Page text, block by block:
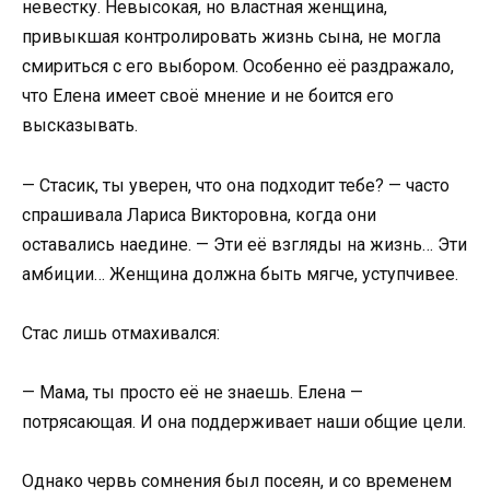
невестку. Невысокая, но властная женщина,
привыкшая контролировать жизнь сына, не могла
смириться с его выбором. Особенно её раздражало,
что Елена имеет своё мнение и не боится его
высказывать.
— Стасик, ты уверен, что она подходит тебе? — часто
спрашивала Лариса Викторовна, когда они
оставались наедине. — Эти её взгляды на жизнь… Эти
амбиции… Женщина должна быть мягче, уступчивее.
Стас лишь отмахивался:
— Мама, ты просто её не знаешь. Елена —
потрясающая. И она поддерживает наши общие цели.
Однако червь сомнения был посеян, и со временем